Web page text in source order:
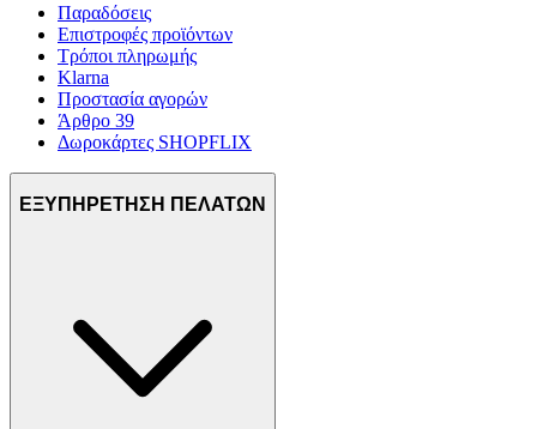
Παραδόσεις
Επιστροφές προϊόντων
Τρόποι πληρωμής
Klarna
Προστασία αγορών
Άρθρο 39
Δωροκάρτες SHOPFLIX
ΕΞΥΠΗΡΕΤΗΣΗ ΠΕΛΑΤΩΝ